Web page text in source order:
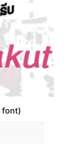
font)